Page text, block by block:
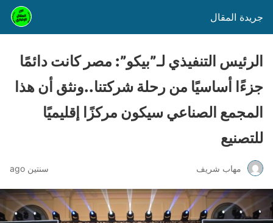
جريدة المقال
الرئيس التنفيذي لـ”بيكو”: مصر كانت دائمًا
جزءًا أساسيًا من رحلة شركتنا..ونثق أن هذا
المجمع الصناعي سيكون مركزًا إقليميًا
للتصنيع
مهاب شريف سنتين ago